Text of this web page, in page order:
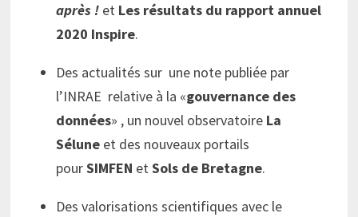
après ! et Les résultats du rapport annuel
2020 Inspire.
Des actualités sur une note publiée par
l’INRAE relative à la «gouvernance des
données» , un nouvel observatoire La
Séluneet des nouveaux portails
pourSIMFEN etSols de Bretagne.
Des valorisations scientifiques avec le